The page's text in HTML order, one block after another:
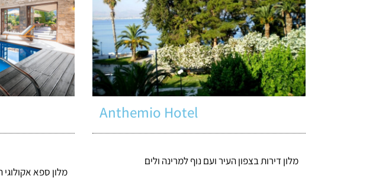
Anthemio Hotel
מלון דירות בצפון העיר ועם נוף למרינה ולים
מלון ספא